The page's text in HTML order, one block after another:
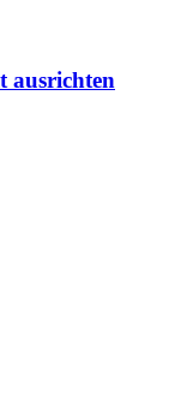
ausrichten